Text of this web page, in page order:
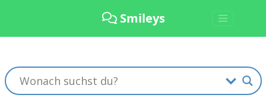
Smileys